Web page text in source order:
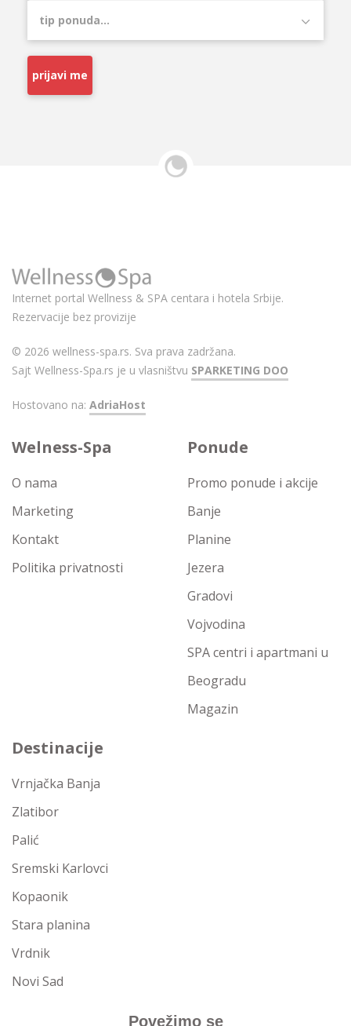
prijavi me
Internet portal Wellness & SPA centara i hotela Srbije.
Rezervacije bez provizije
© 2026 wellness-spa.rs. Sva prava zadržana.
Sajt Wellness-Spa.rs je u vlasništvu SPARKETING DOO
Hostovano na: AdriaHost
Welness-Spa
O nama
Marketing
Kontakt
Politika privatnosti
Ponude
Promo ponude i akcije
Banje
Planine
Jezera
Gradovi
Vojvodina
SPA centri i apartmani u
Beogradu
Magazin
Destinacije
Vrnjačka Banja
Zlatibor
Palić
Sremski Karlovci
Kopaonik
Stara planina
Vrdnik
Novi Sad
Povežimo se